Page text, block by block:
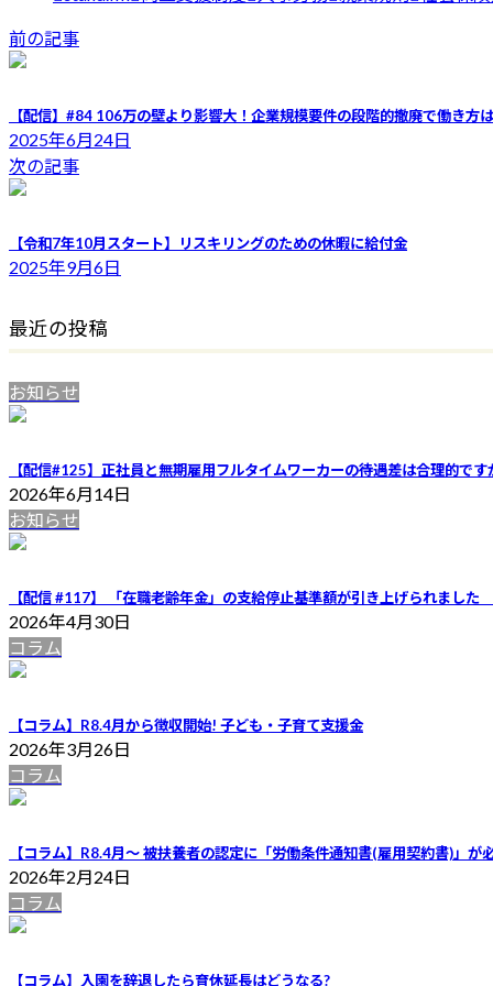
前の記事
【配信】#84 106万の壁より影響大！企業規模要件の段階的撤廃で働き方
2025年6月24日
次の記事
【令和7年10月スタート】リスキリングのための休暇に給付金
2025年9月6日
最近の投稿
お知らせ
【配信#125】正社員と無期雇用フルタイムワーカーの待遇差は合理的です
2026年6月14日
お知らせ
【配信 #117】 「在職老齢年金」の支給停止基準額が引き上げられまし
2026年4月30日
コラム
【コラム】R8.4月から徴収開始! 子ども・子育て支援金
2026年3月26日
コラム
【コラム】R8.4月〜 被扶養者の認定に「労働条件通知書(雇用契約書)」が
2026年2月24日
コラム
【コラム】入園を辞退したら育休延長はどうなる?